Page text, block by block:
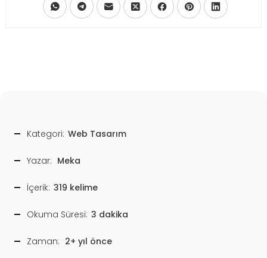
Kategori: Web Tasarım
Yazar: Meka
İçerik: 319 kelime
Okuma Süresi: 3 dakika
Zaman: 2+ yıl önce